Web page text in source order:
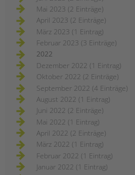
Mai 2023 (2 Einträge)
April 2023 (2 Einträge)
März 2023 (1 Eintrag)
Februar 2023 (3 Einträge)
2022
Dezember 2022 (1 Eintrag)
Oktober 2022 (2 Einträge)
September 2022 (4 Einträge)
August 2022 (1 Eintrag)
Juni 2022 (2 Einträge)
Mai 2022 (1 Eintrag)
April 2022 (2 Einträge)
März 2022 (1 Eintrag)
Februar 2022 (1 Eintrag)
Januar 2022 (1 Eintrag)